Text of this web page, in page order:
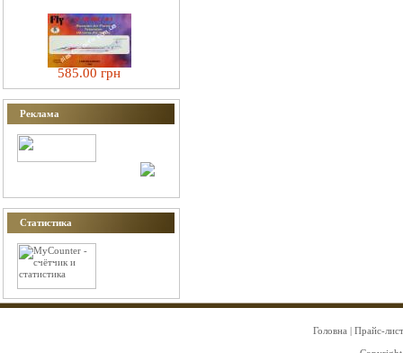
585.00 грн
Реклама
Статистика
Головна | Прайс-лист